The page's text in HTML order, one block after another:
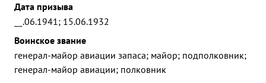
Дата призыва
__.06.1941; 15.06.1932
Воинское звание
генерал-майор авиации запаса; майор; подполковник;
генерал-майор авиации; полковник